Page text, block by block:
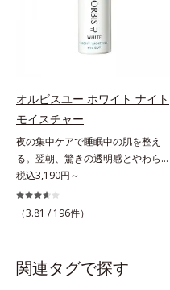
透明感のなさなどの「面」での透明
感を阻害する原因を引き起こしてい
ることがわかりました。そこでオル
ビス ブライト シリーズは「メラニ
タミンC(*7)」を採用。肌奥(*6)まで
浸透し、シミやソバカスの原因とな
るメラニンの生成を食い止めます。
またオルビス独自成分の「ブライト
VCコンプレックス(*8)」が、透明感
を阻害する原因(*9)にアプローチし
ます。さらに肌表面のなめらかさや
みずみずしさをサポートするため
透明感を包括的にサポート。全方位
ケアのアプローチによって、肌本来
オルビスユー ホワイト ナイト
モイスチャー
夜の集中ケアで睡眠中の肌を整え
る。翌朝、驚きの透明感とやわらか
さを感じて。若々しく透明感のある
美肌を構成する要素と、年齢肌(*1)
のメラニン生成にアプローチして、
の理論を応用し、全方位的に肌の底
上げを図ります。さらに、シミと年
税込3,190円～
（3.81 / 196件）
関連タグで探す